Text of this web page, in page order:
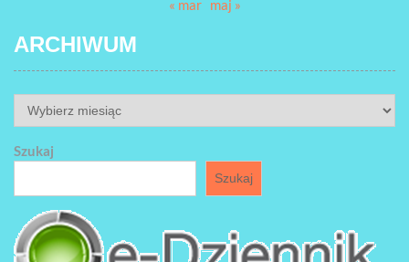
« mar maj »
ARCHIWUM
ARCHIWUM
Szukaj
Szukaj